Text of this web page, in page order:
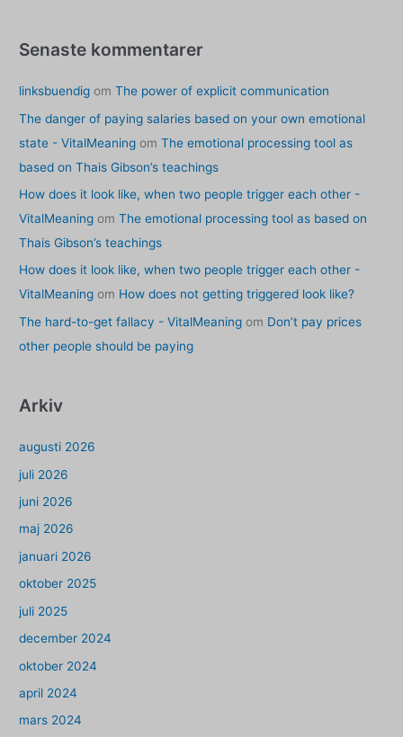
Senaste kommentarer
linksbuendig omThe power of explicit communication
The danger of paying salaries based on your own emotional
state - VitalMeaning omThe emotional processing tool as
based on Thais Gibson’s teachings
How does it look like, when two people trigger each other -
VitalMeaning omThe emotional processing tool as based on
Thais Gibson’s teachings
How does it look like, when two people trigger each other -
VitalMeaning om How does not getting triggered look like?
The hard-to-get fallacy - VitalMeaning om Don’t pay prices
other people should be paying
Arkiv
augusti 2026
juli 2026
juni 2026
maj 2026
januari 2026
oktober 2025
juli 2025
december 2024
oktober 2024
april 2024
mars 2024